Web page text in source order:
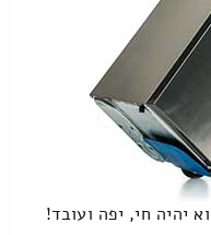
יהיה חי, יפה ועובד!